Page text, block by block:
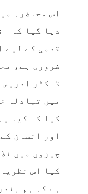
اس محاضرہ
دیا گیا کہ
قدمی کے لیے
ضروری ہے،
ڈاکٹر ادریس
میں تبادلہ
کیا کہ کیا
اور انسان
چیزوں میں
کیا اس
ہے کہ ہم